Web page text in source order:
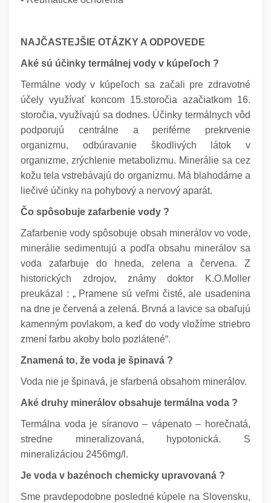
NAJČASTEJŠIE OTÁZKY A ODPOVEDE
Aké sú účinky termálnej vody v kúpeľoch ?
Termálne vody v kúpeľoch sa začali pre zdravotné
účely využívať koncom 15.storočia azačiatkom 16.
storočia, využívajú sa dodnes. Účinky termálnych vôd
podporujú centrálne a periférne prekrvenie
organizmu, odbúravanie škodlivých látok v
organizme, zrýchlenie metabolizmu. Minerálie sa cez
kožu tela vstrebávajú do organizmu. Má blahodárne a
liečivé účinky na pohybový a nervový aparát.
Čo spôsobuje zafarbenie vody ?
Zafarbenie vody spôsobuje obsah minerálov vo vode,
minerálie sedimentujú a podľa obsahu minerálov sa
voda zafarbuje do hneda, zelena a červena. Z
historických zdrojov, známy doktor K.O.Moller
preukázal : „ Pramene sú veľmi čisté, ale usadenina
na dne je červená a zelená. Brvná a lavice sa obaľujú
kamenným povlakom, a keď do vody vložíme striebro
zmení farbu akoby bolo pozlátené“.
Znamená to, že voda je špinavá ?
Voda nie je špinavá, je sfarbená obsahom minerálov.
Aké druhy minerálov obsahuje termálna voda ?
Termálna voda je síranovo – vápenato – horečnatá,
stredne mineralizovaná, hypotonická. S
mineralizáciou 2456mg/l.
Je voda v bazénoch chemicky upravovaná ?
Sme pravdepodobne posledné kúpele na Slovensku,